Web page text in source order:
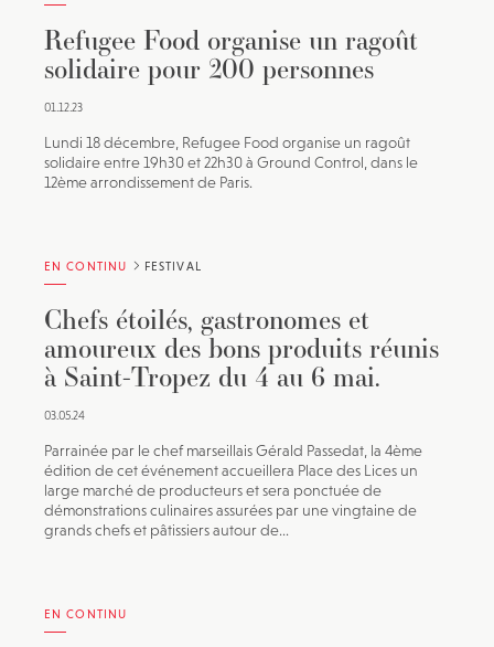
Refugee Food organise un ragoût
solidaire pour 200 personnes
01.12.23
Lundi 18 décembre, Refugee Food organise un ragoût
solidaire entre 19h30 et 22h30 à Ground Control, dans le
12ème arrondissement de Paris.
EN CONTINU FESTIVAL
Chefs étoilés, gastronomes et
amoureux des bons produits réunis
à Saint-Tropez du 4 au 6 mai.
03.05.24
Parrainée par le chef marseillais Gérald Passedat, la 4ème
édition de cet événement accueillera Place des Lices un
large marché de producteurs et sera ponctuée de
démonstrations culinaires assurées par une vingtaine de
grands chefs et pâtissiers autour de...
EN CONTINU